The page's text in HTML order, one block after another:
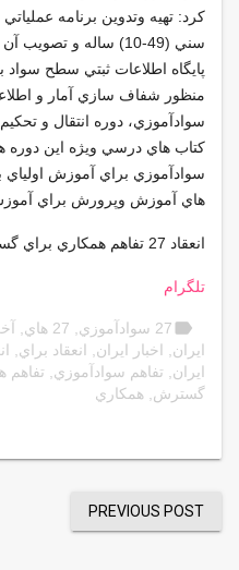
كرد: تهيه وتدوين برنامه
سني (49-10) ساله و
منظور شفاف سازي آمار و
سوادآموزي، دوره انتقال و
كتاب هاي درسي ويژه اين
سوادآموزي براي آموزش اولياي
هاي آموزش وپرورش براي
انعقاد 27 تفاهم همكاري براي گسترش برنامه هاي سوادآموزي
تلگرام
label27 سوادآموزي 27 هاي
ایران
اخبار ایران انعقاد براي
ایران
تفاهم سوادآموزي تفاهم
گسترش همكاري
PREVIOUS POST